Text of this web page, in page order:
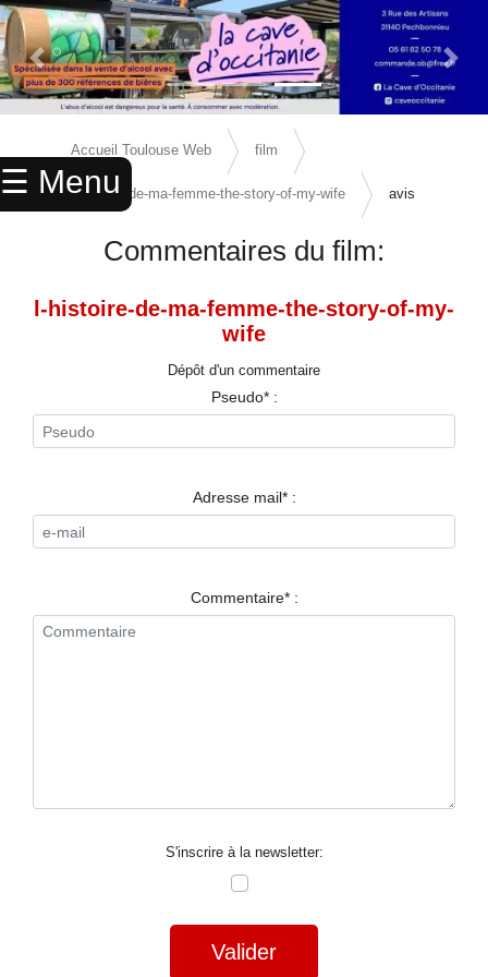
☰ Menu
× ACCUEIL
ANNUAIRE
CINEMA
MARIAGES
SPECTACLES
Previous Slide Next
Accueil Toulouse Web film
l-histoire-de-ma-femme-the-story-of-my-wife avis
Commentaires du film:
l-histoire-de-ma-femme-the-story-of-my-
wife
Dépôt d'un commentaire
Pseudo* :
Adresse mail* :
Commentaire* :
S'inscrire à la newsletter:
Valider